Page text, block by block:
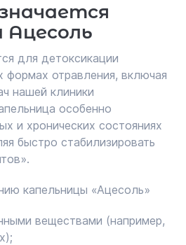
Ацесоль
для детоксикации
формах отравления, включая
нашей клиники
особенно
и хронических состояниях
быстро стабилизировать
капельницы «Ацесоль»
веществами (например,